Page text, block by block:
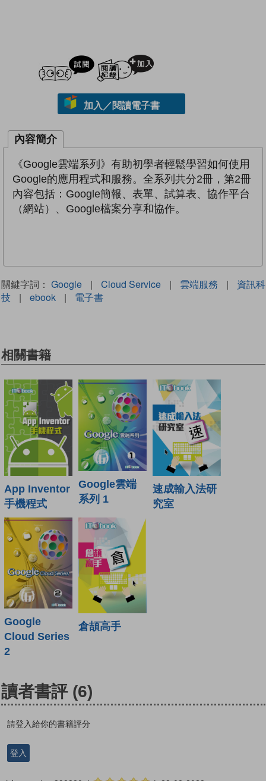
試閲
加入／閱讀電子書
內容簡介
《Google雲端系列》有助初學者輕鬆學習如何使用
Google的應用程式和服務。全系列共分2冊，第2冊
內容包括：Google簡報、表單、試算表、協作平台
（網站）、Google檔案分享和協作。
關鍵字詞： Google | Cloud Service | 雲端服務 |
資訊科
技
| ebook | 電子書
相關書籍
App Inventor
手機程式
Google雲端
系列 1
速成輸入法研
究室
Google
Cloud Series
2
倉頡高手
讀者書評 (6)
請登入給你的書籍評分
登入